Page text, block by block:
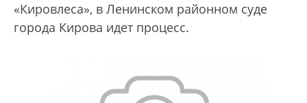
«Кировлеса», в Ленинском районном суде
города Кирова идет процесс.